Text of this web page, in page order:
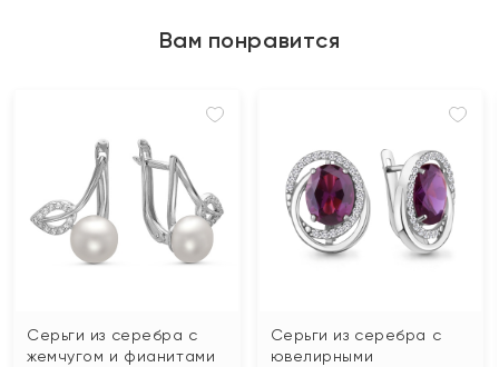
Вам понравится
Серьги из серебра с
жемчугом и фианитами
Серьги из серебра с
ювелирными